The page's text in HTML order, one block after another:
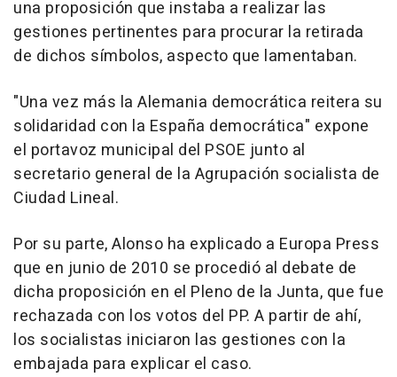
una proposición que instaba a realizar las
gestiones pertinentes para procurar la retirada
de dichos símbolos, aspecto que lamentaban.
"Una vez más la Alemania democrática reitera su
solidaridad con la España democrática" expone
el portavoz municipal del PSOE junto al
secretario general de la Agrupación socialista de
Ciudad Lineal.
Por su parte, Alonso ha explicado a Europa Press
que en junio de 2010 se procedió al debate de
dicha proposición en el Pleno de la Junta, que fue
rechazada con los votos del PP. A partir de ahí,
los socialistas iniciaron las gestiones con la
embajada para explicar el caso.